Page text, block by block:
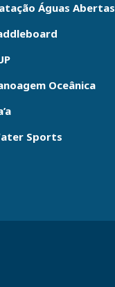
Águas Abertas
Oceânica
Sports